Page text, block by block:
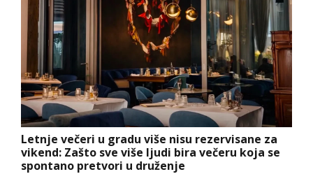
Letnje večeri u gradu više nisu rezervisane za
vikend: Zašto sve više ljudi bira večeru koja se
spontano pretvori u druženje